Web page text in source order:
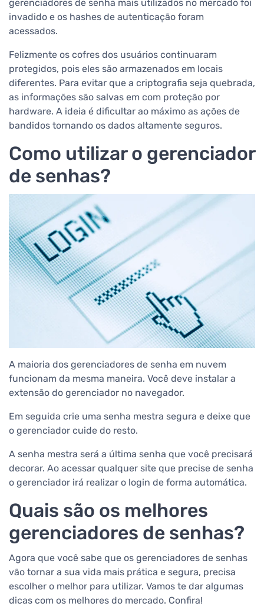
gerenciadores de senha mais utilizados no mercado foi
invadido e os hashes de autenticação foram
acessados.
Felizmente os cofres dos usuários continuaram
protegidos, pois eles são armazenados em locais
diferentes. Para evitar que a criptografia seja quebrada,
as informações são salvas em com proteção por
hardware. A ideia é dificultar ao máximo as ações de
bandidos tornando os dados altamente seguros.
Como utilizar o gerenciador
de senhas?
A maioria dos gerenciadores de senha em nuvem
funcionam da mesma maneira. Você deve instalar a
extensão do gerenciador no navegador.
Em seguida crie uma senha mestra segura e deixe que
o gerenciador cuide do resto.
A senha mestra será a última senha que você precisará
decorar. Ao acessar qualquer site que precise de senha
o gerenciador irá realizar o login de forma automática.
Quais são os melhores
gerenciadores de senhas?
Agora que você sabe que os gerenciadores de senhas
vão tornar a sua vida mais prática e segura, precisa
escolher o melhor para utilizar. Vamos te dar algumas
dicas com os melhores do mercado. Confira!